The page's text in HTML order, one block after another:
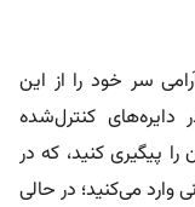
سر خود را از این
کنترل‌شده
را پیگیری کنید، که در
می‌کنید؛ در حالی